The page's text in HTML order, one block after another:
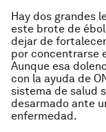
Hay dos grandes
este brote de
dejar de
por concentrarse
Aunque esa
con la ayuda de
sistema de salud
desarmado ante
enfermedad.